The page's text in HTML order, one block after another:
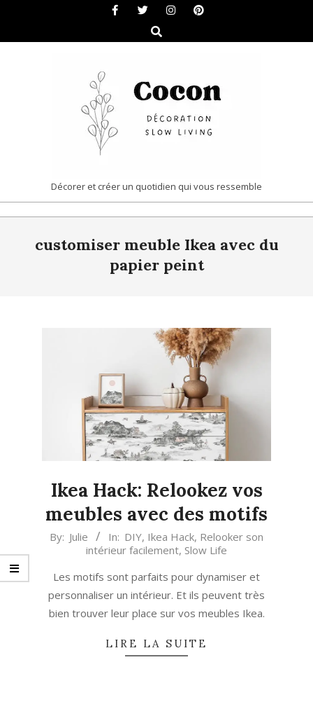
content
Search
COCON
|
DÉCORATION
Décorer et créer un quotidien qui vous ressemble
Navigationcustomiser meuble Ikea avec du
papier peint
Ikea Hack: Relookez vos
meubles avec des motifs
2023-
By: Julie In: DIY, Ikea Hack, Relooker son
intérieur facilement, Slow Life
Les motifs sont parfaits pour dynamiser et
personnaliser un intérieur. Et ils peuvent très
bien trouver leur place sur vos meubles Ikea.
LIRE LA SUITE